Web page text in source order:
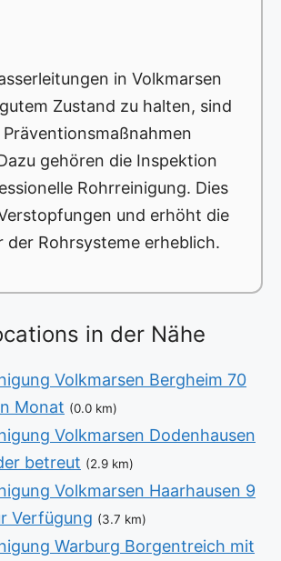
in Volkmarsen
Zustand zu halten, sind
gehören die Inspektion
Rohrreinigung. Dies
und erhöht die
der Rohrsysteme erheblich.
in der Nähe
Volkmarsen Bergheim 70
Monat (0.0 km)
Volkmarsen Dodenhausen
betreut (2.9 km)
Volkmarsen Haarhausen 9
Verfügung (3.7 km)
Warburg Borgentreich mit